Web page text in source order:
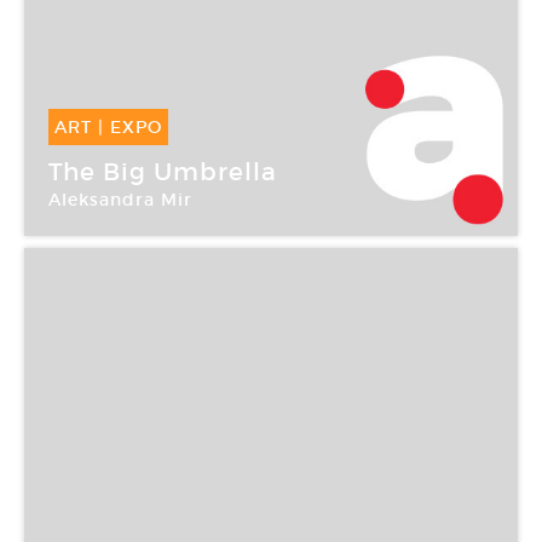
ART | EXPO
15 Nov -20 Déc 2003
The Big Umbrella
Aleksandra Mir